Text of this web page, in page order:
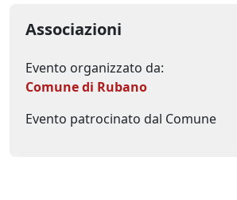
Associazioni
Evento organizzato da:
Comune di Rubano
Evento patrocinato dal Comune